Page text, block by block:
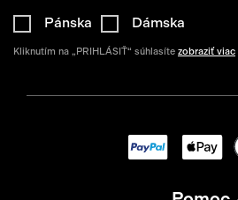
Pánska Dámska
Kliknutím na „PRIHLÁSIŤ“ súhlasíte zobraziť viac